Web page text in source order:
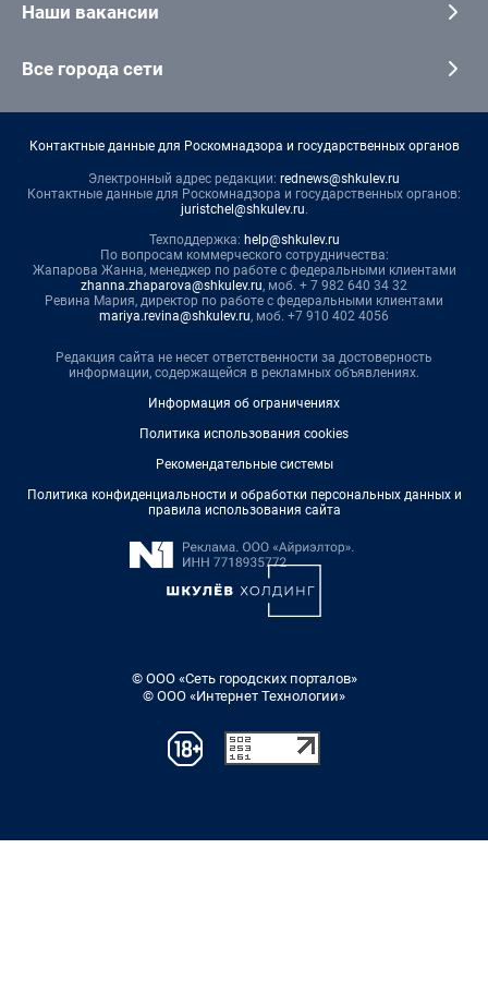
Наши вакансии
Все города сети
Контактные данные для Роскомнадзора и государственных органов
Электронный адрес редакции: rednews@shkulev.ru
Контактные данные для Роскомнадзора и государственных органов:
juristchel@shkulev.ru.
Техподдержка: help@shkulev.ru
По вопросам коммерческого сотрудничества:
Жапарова Жанна, менеджер по работе с федеральными клиентами
zhanna.zhaparova@shkulev.ru, моб. + 7 982 640 34 32
Ревина Мария, директор по работе с федеральными клиентами
mariya.revina@shkulev.ru, моб. +7 910 402 4056
Редакция сайта не несет ответственности за достоверность
информации, содержащейся в рекламных объявлениях.
Информация об ограничениях
Политика использования cookies
Рекомендательные системы
Политика конфиденциальности и обработки персональных данных и
правила использования сайта
© ООО «Сеть городских порталов»
© ООО «Интернет Технологии»